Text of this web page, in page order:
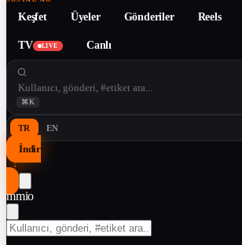
Keşfet Üyeler Gönderiler Reels
TV LIVE Canlı
⌘K
TR EN
İndir
↓
mmio